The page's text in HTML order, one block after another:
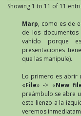
Showing 1 to 11 of 11
Marp, como es de
de los documentos
vahído porque
presentaciones
que las manipule).
Lo primero es abrir
«File» -> «New
preámbulo se abre
este lienzo a la
veremos